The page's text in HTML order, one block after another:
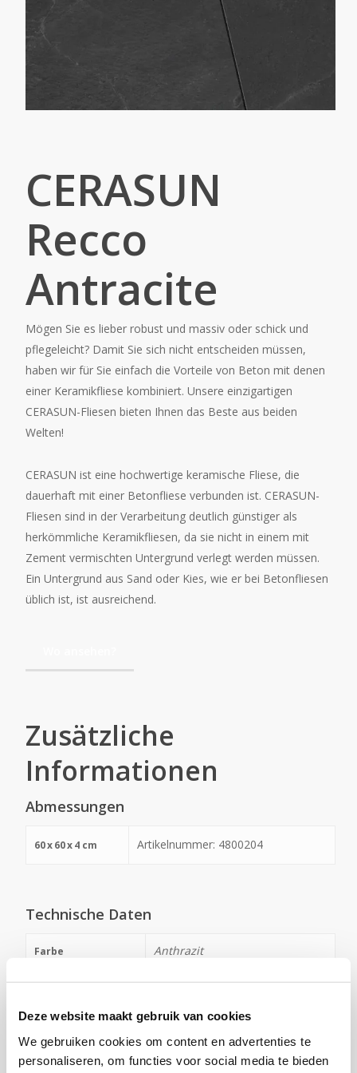
Deze website maakt gebruik van cookies
We gebruiken cookies om content en advertenties te
personaliseren, om functies voor social media te bieden
CERASUN
Recco
Antracite
Mögen Sie es lieber robust und massiv oder schick und
pflegeleicht? Damit Sie sich nicht entscheiden müssen,
haben wir für Sie einfach die Vorteile von Beton mit denen
einer Keramikfliese kombiniert. Unsere einzigartigen
CERASUN-Fliesen bieten Ihnen das Beste aus beiden
Welten!
CERASUN ist eine hochwertige keramische Fliese, die
dauerhaft mit einer Betonfliese verbunden ist. CERASUN-
Fliesen sind in der Verarbeitung deutlich günstiger als
herkömmliche Keramikfliesen, da sie nicht in einem mit
Zement vermischten Untergrund verlegt werden müssen.
Ein Untergrund aus Sand oder Kies, wie er bei Betonfliesen
üblich ist, ist ausreichend.
Zusätzliche
Informationen
Abmessungen
60x 60x 4 cm Artikelnummer: 4800204
Technische Daten
Farbe Anthrazit
Liefereinheit m2
Material Beton-keramisch
Glätte R 11